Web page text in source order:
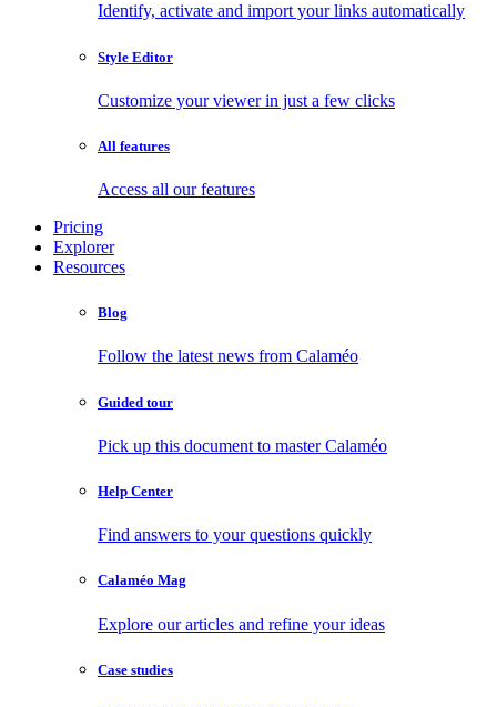
Identify, activate and import your links automatically
Style Editor
Customize your viewer in just a few clicks
All features
Access all our features
Pricing
Explorer
Resources
Blog
Follow the latest news from Calaméo
Guided tour
Pick up this document to master Calaméo
Help Center
Find answers to your questions quickly
Calaméo Mag
Explore our articles and refine your ideas
Case studies